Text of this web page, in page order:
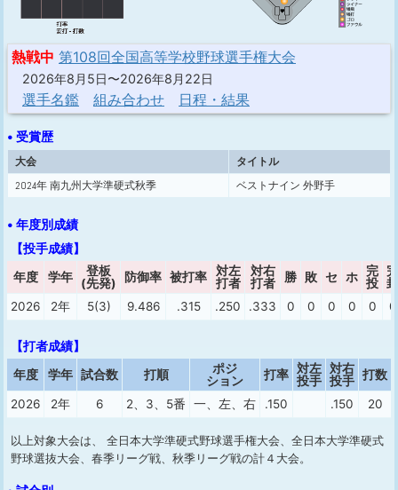
熱戦中 第108回全国高等学校野球選手権大会
2026年8月5日〜2026年8月22日
選手名鑑 組み合わせ 日程・結果
• 受賞歴
大会
タイトル
2024年 南九州大学準硬式秋季
ベストナイン 外野手
• 年度別成績
【投手成績】
年度
学年
登板
(先発)
防御率 被打率
対左
打者
対右
打者
勝 敗 セ ホ
完
投
完
封
2026
2年 5(3) 9.486 .315 .250 .333 0 0 0 0 0 0
【打者成績】
年度
学年 試合数 打順
ポジ
ション
打率 対左
投手
対右
投手 打数
2026 2年 6 2、3、5番 一、左、右 .150 .150 20
以上対象大会は、 全日本大学準硬式野球選手権大会、全日本大学準硬式
野球選抜大会、春季リーグ戦、秋季リーグ戦の計４大会。